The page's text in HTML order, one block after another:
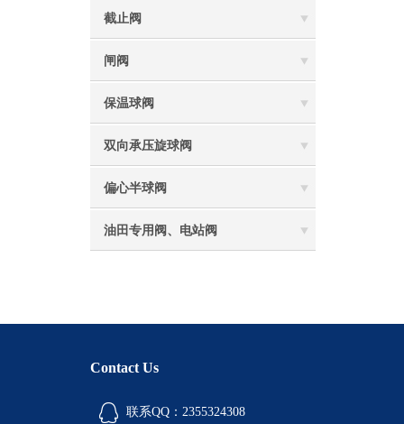
截止阀
闸阀
保温球阀
双向承压旋球阀
偏心半球阀
油田专用阀、电站阀
Contact Us
联系QQ：2355324308